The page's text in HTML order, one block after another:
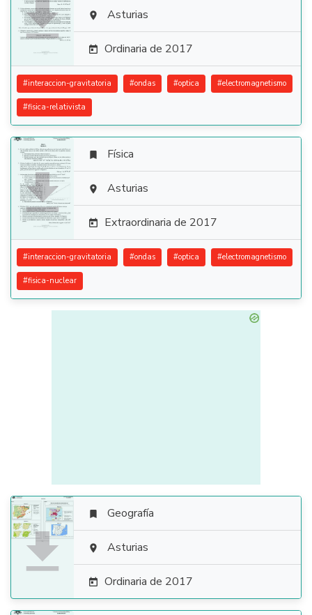
  Asturias
 Ordinaria de 2017
#interaccion-gravitatoria #ondas #optica #electromagnetismo
#fisica-relativista

 Física
 Asturias
 Extraordinaria de 2017
#interaccion-gravitatoria #ondas #optica #electromagnetismo
#fisica-nuclear

 Geografía
 Asturias
 Ordinaria de 2017